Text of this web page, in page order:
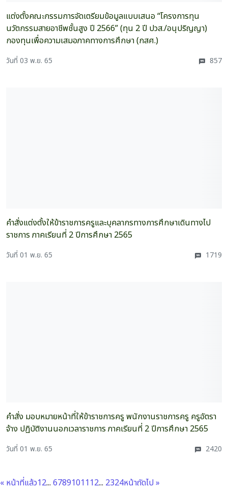
แต่งตั้งคณะกรรมการจัดเตรียมข้อมูลแบบเสนอ “โครงการทุน
นวัตกรรมสายอาชีพชั้นสูง ปี 2566” (ทุน 2 ปี ปวส./อนุปริญญา)
กองทุนเพื่อความเสมอภาคทางการศึกษา (กสศ.)
วันที่ 03 พ.ย. 65 857
คำสั่งแต่งตั้งให้ข้าราชการครูและบุคลากรทางการศึกษาเดินทางไป
ราชการ ภาคเรียนที่ 2 ปีการศึกษา 2565
วันที่ 01 พ.ย. 65 1719
คำสั่ง มอบหมายหน้าที่ให้ข้าราชการครู พนักงานราชการครู ครูอัตรา
จ้าง ปฏิบัติงานนอกเวลาราชการ ภาคเรียนที่ 2 ปีการศึกษา 2565
วันที่ 01 พ.ย. 65 2420
« หน้าที่แล้ว12... 6789101112... 2324หน้าถัดไป »